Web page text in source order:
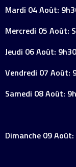
Mardi 04 Août:
Mercredi 05 Août:
Jeudi 06 Août:
Vendredi 07 Août:
Samedi 08 Août:
Dimanche 09 Août: